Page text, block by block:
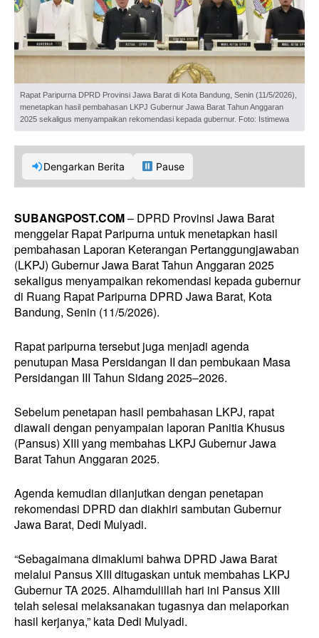
Rapat Paripurna DPRD Provinsi Jawa Barat di Kota Bandung, Senin (11/5/2026),
menetapkan hasil pembahasan LKPJ Gubernur Jawa Barat Tahun Anggaran
2025 sekaligus menyampaikan rekomendasi kepada gubernur. Foto: Istimewa
Dengarkan Berita Pause
SUBANGPOST.COM– DPRD Provinsi Jawa Barat
menggelar Rapat Paripurna untuk menetapkan hasil
pembahasan Laporan Keterangan Pertanggungjawaban
(LKPJ) Gubernur Jawa Barat Tahun Anggaran 2025
sekaligus menyampaikan rekomendasi kepada gubernur
di Ruang Rapat Paripurna DPRD Jawa Barat, Kota
Bandung, Senin (11/5/2026).
Rapat paripurna tersebut juga menjadi agenda
penutupan Masa Persidangan II dan pembukaan Masa
Persidangan III Tahun Sidang 2025–2026.
Sebelum penetapan hasil pembahasan LKPJ, rapat
diawali dengan penyampaian laporan Panitia Khusus
(Pansus) XIII yang membahas LKPJ Gubernur Jawa
Barat Tahun Anggaran 2025.
Agenda kemudian dilanjutkan dengan penetapan
rekomendasi DPRD dan diakhiri sambutan Gubernur
Jawa Barat, Dedi Mulyadi.
“Sebagaimana dimaklumi bahwa DPRD Jawa Barat
melalui Pansus XIII ditugaskan untuk membahas LKPJ
Gubernur TA 2025. Alhamdulillah hari ini Pansus XIII
telah selesai melaksanakan tugasnya dan melaporkan
hasil kerjanya,” kata Dedi Mulyadi.